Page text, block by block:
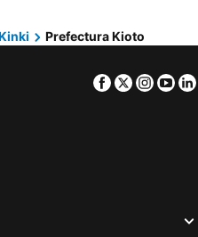
Hoteles en Colombia
Hoteles en EE. UU.
Prefectura Kioto
Facebook
Twitter